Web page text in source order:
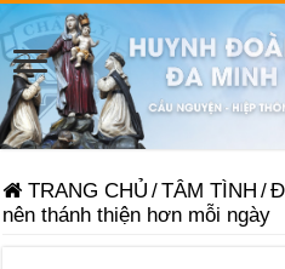
TRANG CHỦ /TÂM TÌNH /
nên thánh thiện hơn mỗi ngày